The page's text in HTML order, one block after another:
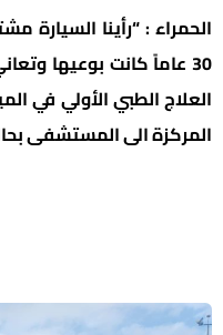
الحمراء : “رأينا السيارة
30 عاماً كانت بوعيها
العلاج الطبي الأولي في
المركزة الى المستشفى